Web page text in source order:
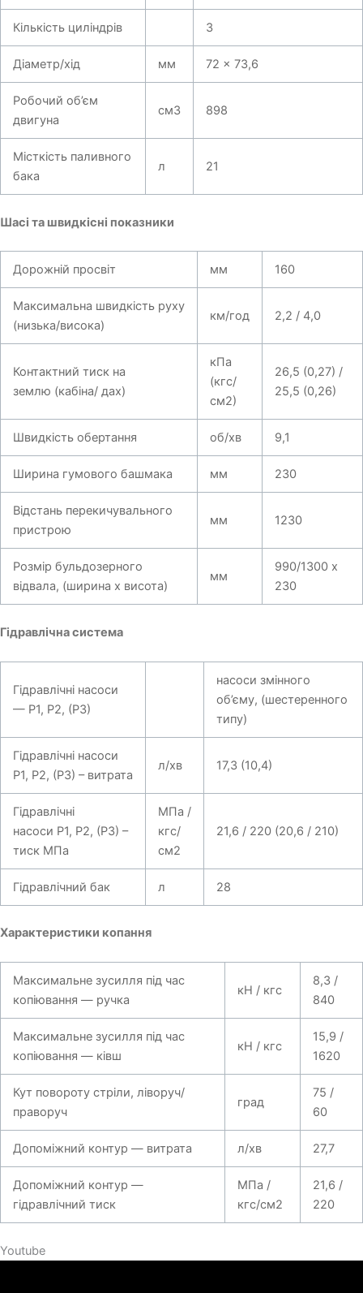
Кількість циліндрів 3
Діаметр/хід мм 72 x 73,6
Робочий об’єм
двигуна
см3 898
Місткість паливного
бака
л 21
Шасі та швидкісні показники
Дорожній просвіт мм 160
Максимальна швидкість руху
(низька/висока)
км/год 2,2 / 4,0
Контактний тиск на
землю (кабіна/ дах)
кПа
(кгс/
см2)
26,5 (0,27) /
25,5 (0,26)
Швидкість обертання об/хв 9,1
Ширина гумового башмака мм 230
Відстань перекичувального
пристрою
мм 1230
Розмір бульдозерного
відвала, (ширина х висота)
мм
990/1300 х
230
Гідравлічна система
Гідравлічні насоси
— Р1, Р2, (Р3)
насоси змінного
об’єму, (шестеренного
типу)
Гідравлічні насоси
Р1, Р2, (Р3) – витрата
л/хв 17,3 (10,4)
Гідравлічні
насоси Р1, Р2, (Р3) –
тиск МПа
МПа /
кгс/
см2
21,6 / 220 (20,6 / 210)
Гідравлічний бак л 28
Характеристики копання
Максимальне зусилля під час
копіювання — ручка
кН / кгс
8,3 /
840
Максимальне зусилля під час
копіювання — ківш
кН / кгс
15,9 /
1620
Кут повороту стріли, ліворуч/
праворуч
град
75 /
60
Допоміжний контур — витрата л/хв 27,7
Допоміжний контур —
гідравлічний тиск
МПа /
кгс/см2
21,6 /
220
Youtube